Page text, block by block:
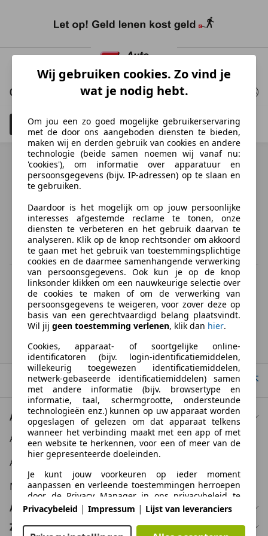
Ga
hoofdinhoud
0 Resultaten voor uw zoekopdracht
Filteren 4 Schadeauto's tonen
Ontdek vergelijkbare voertuigen
Niet precies je zoekopdracht, maar misschien wel de
perfecte match.
BTW verrekenbaar
Specificatie van de fabrikant voor nieuwe voertuigen. Afhankelijk van de
kilometerstand, het rijgedrag, de leeftijd van de batterij en het
laadgedrag, kan de radius van occasies aanzienlijk variëren.
Homepage
Naar boven
Auto kopen
Auto kooptips
Auto zoektips
Meer informatie
Auto verkopen
Zakelijk
Wij gebruiken cookies. Zo vind je
wat je nodig hebt.
Om jou een zo goed mogelijke gebruikerservaring
met de door ons aangeboden diensten te bieden,
maken wij en derden gebruik van cookies en andere
technologie (beide samen noemen wij vanaf nu:
'cookies'), om informatie over apparatuur en
persoonsgegevens (bijv. IP-adressen) op te slaan en
te gebruiken.
Daardoor is het mogelijk om op jouw persoonlijke
interesses afgestemde reclame te tonen, onze
diensten te verbeteren en het gebruik daarvan te
analyseren. Klik op de knop rechtsonder om akkoord
te gaan met het gebruik van toestemmingsplichtige
cookies en de daarmee samenhangende verwerking
van persoonsgegevens. Ook kun je op de knop
linksonder klikken om een nauwkeurige selectie over
de cookies te maken of om de verwerking van
persoonsgegevens te weigeren, voor zover deze op
basis van een gerechtvaardigd belang plaatsvindt.
Wil jij geen toestemming verlenen, klik dan hier.
Cookies, apparaat- of soortgelijke online-
identificatoren (bijv. login-identificatiemiddelen,
willekeurig toegewezen identificatiemiddelen,
netwerk-gebaseerde identificatiemiddelen) samen
met andere informatie (bijv. browsertype en
informatie, taal, schermgrootte, ondersteunde
technologieën enz.) kunnen op uw apparaat worden
opgeslagen of gelezen om dat apparaat telkens
wanneer het verbinding maakt met een app of met
een website te herkennen, voor een of meer van de
hier gepresenteerde doeleinden.
Je kunt jouw voorkeuren op ieder moment
aanpassen en verleende toestemmingen herroepen
door de Privacy Manager in ons privacybeleid te
bezoeken.
Privacybeleid | Impressum | Lijst van leveranciers